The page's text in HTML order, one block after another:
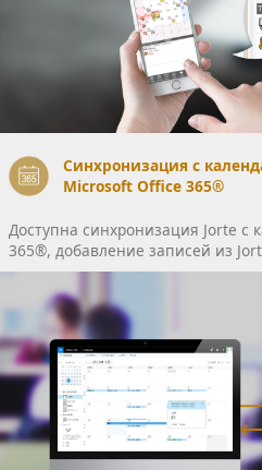
Синхронизация с
Microsoft Office 365®
Доступна синхронизация Jorte c
365®, добавление записей из